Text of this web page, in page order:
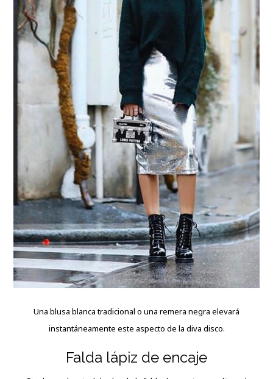
Una blusa blanca tradicional o una remera negra elevará
instantáneamente este aspecto de la diva disco.
Falda lápiz de encaje